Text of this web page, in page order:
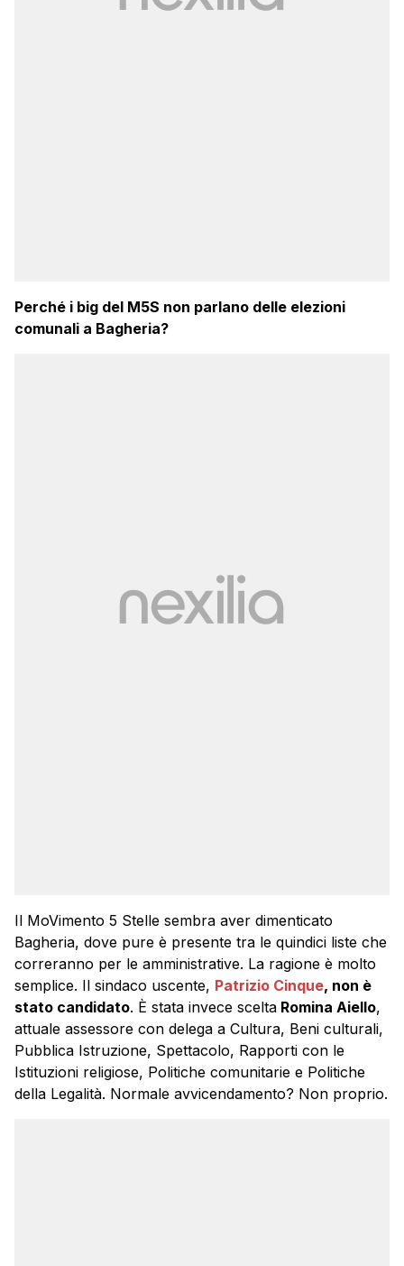
Perché i big del M5S non parlano delle elezioni
comunali a Bagheria?
Il MoVimento 5 Stelle sembra aver dimenticato
Bagheria, dove pure è presente tra le quindici liste che
correranno per le amministrative. La ragione è molto
semplice. Il sindaco uscente, Patrizio Cinque, non è
stato candidato. È stata invece scelta Romina Aiello,
attuale assessore con delega a Cultura, Beni culturali,
Pubblica Istruzione, Spettacolo, Rapporti con le
Istituzioni religiose, Politiche comunitarie e Politiche
della Legalità. Normale avvicendamento? Non proprio.